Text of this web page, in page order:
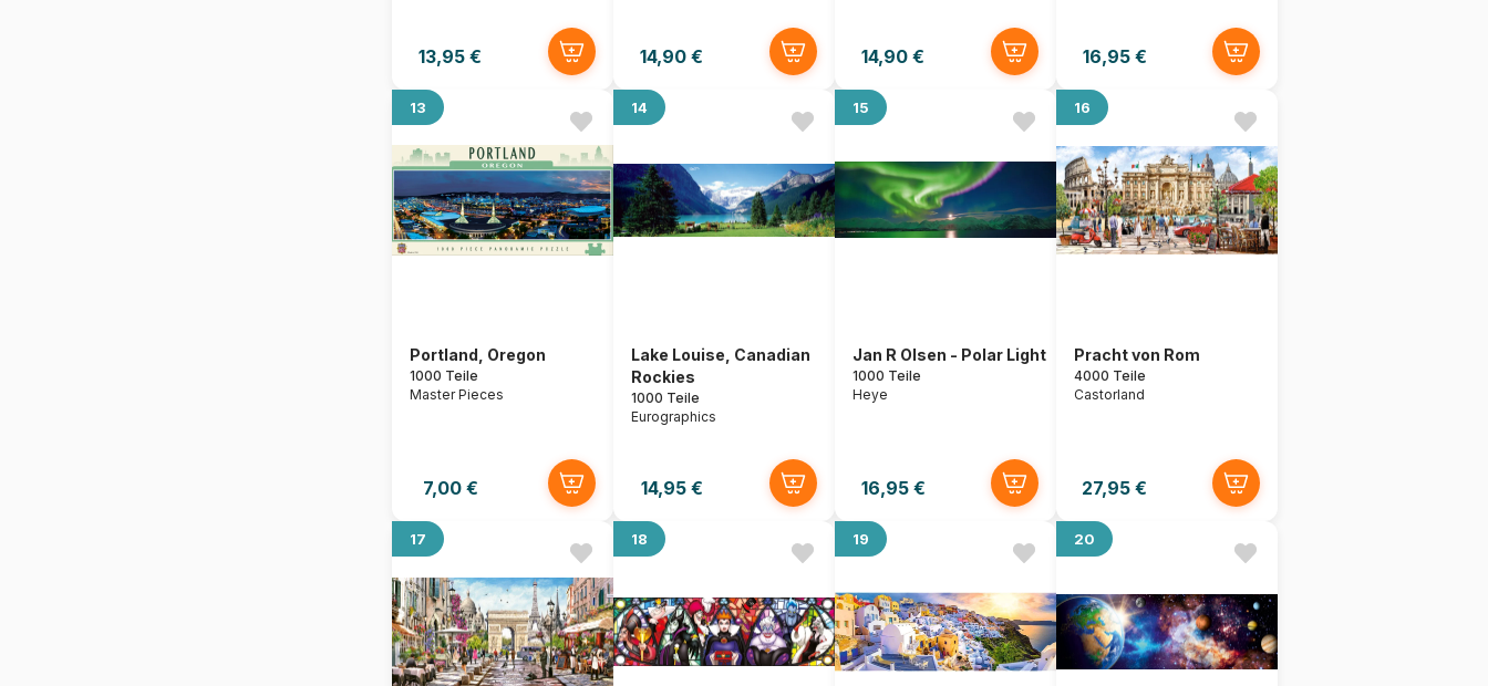
13,95 € 14,90 € 14,90 € 16,95 €
13
Portland, Oregon
1000 Teile
Master Pieces
7,00 €
14
Lake Louise, Canadian
Rockies
1000 Teile
Eurographics
14,95 €
15
Jan R Olsen - Polar Light
1000 Teile
Heye
16,95 €
16
Pracht von Rom
4000 Teile
Castorland
27,95 €
17 18 19 20